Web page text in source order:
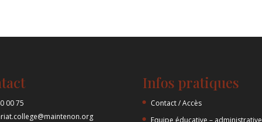
00 75
Infos pratiques
Contact / Accès